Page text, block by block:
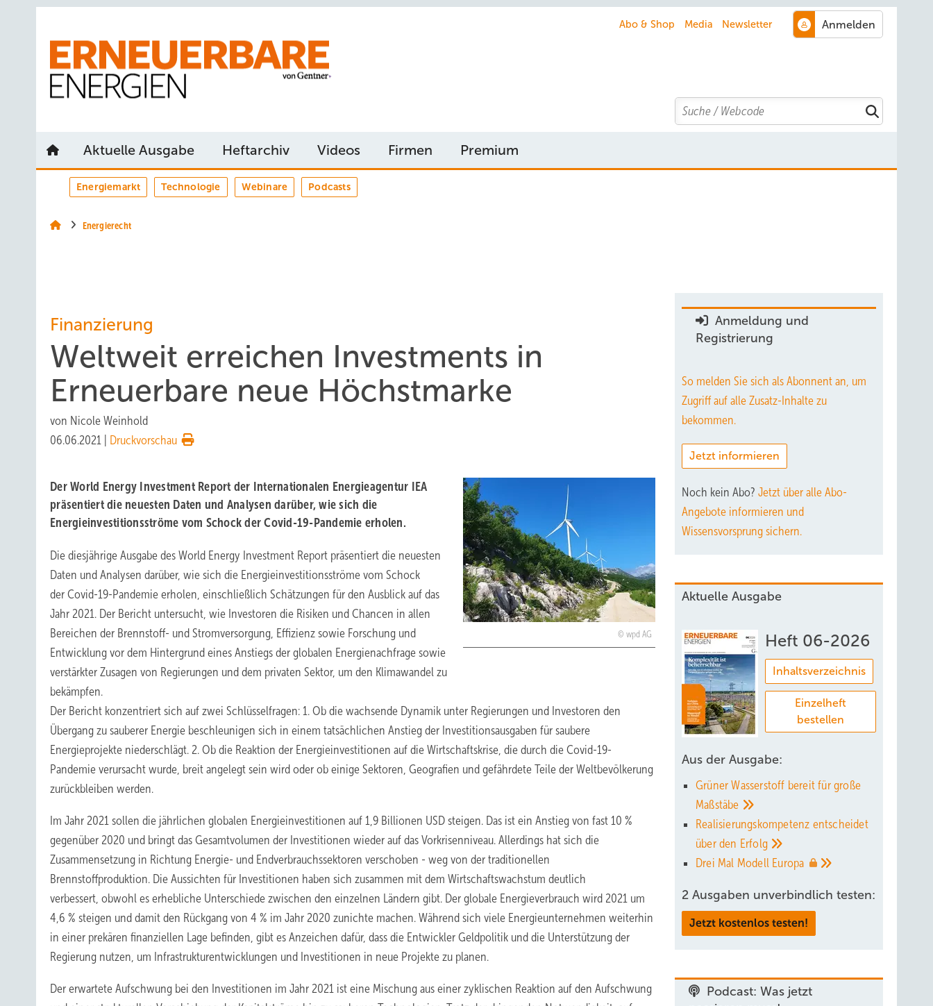
Abo & Shop Media Newsletter
Search
Aktuelle Ausgabe Heftarchiv Videos Firmen Premium
Energiemarkt Technologie Webinare Podcasts
Energierecht
Finanzierung
Weltweit erreichen Investments in
Erneuerbare neue Höchstmarke
von Nicole Weinhold
06.06.2021
Druckvorschau
wpd AG
Der World Energy Investment Report der Internationalen Energieagentur IEA
präsentiert die neuesten Daten und Analysen darüber, wie sich die
Energieinvestitionsströme vom Schock der Covid-19-Pandemie erholen.
Die diesjährige Ausgabe des World Energy Investment Report präsentiert die neuesten
Daten und Analysen darüber, wie sich die Energieinvestitionsströme vom Schock
der Covid-19-Pandemie erholen, einschließlich Schätzungen für den Ausblick auf das
Jahr 2021. Der Bericht untersucht, wie Investoren die Risiken und Chancen in allen
Bereichen der Brennstoff- und Stromversorgung, Effizienz sowie Forschung und
Entwicklung vor dem Hintergrund eines Anstiegs der globalen Energienachfrage sowie
verstärkter Zusagen von Regierungen und dem privaten Sektor, um den Klimawandel zu
bekämpfen.
Der Bericht konzentriert sich auf zwei Schlüsselfragen: 1. Ob die wachsende Dynamik unter Regierungen und Investoren den
Übergang zu sauberer Energie beschleunigen sich in einem tatsächlichen Anstieg der Investitionsausgaben für saubere
Energieprojekte niederschlägt. 2. Ob die Reaktion der Energieinvestitionen auf die Wirtschaftskrise, die durch die Covid-19-
Pandemie verursacht wurde, breit angelegt sein wird oder ob einige Sektoren, Geografien und gefährdete Teile der Weltbevölkerung
zurückbleiben werden.
Im Jahr 2021 sollen die jährlichen globalen Energieinvestitionen auf 1,9 Billionen USD steigen. Das ist ein Anstieg von fast 10 %
gegenüber 2020 und bringt das Gesamtvolumen der Investitionen wieder auf das Vorkrisenniveau. Allerdings hat sich die
Zusammensetzung in Richtung Energie- und Endverbrauchssektoren verschoben - weg von der traditionellen
Brennstoffproduktion. Die Aussichten für Investitionen haben sich zusammen mit dem Wirtschaftswachstum deutlich
verbessert, obwohl es erhebliche Unterschiede zwischen den einzelnen Ländern gibt. Der globale Energieverbrauch wird 2021 um
4,6 % steigen und damit den Rückgang von 4 % im Jahr 2020 zunichte machen. Während sich viele Energieunternehmen weiterhin
in einer prekären finanziellen Lage befinden, gibt es Anzeichen dafür, dass die Entwickler Geldpolitik und die Unterstützung der
Regierung nutzen, um Infrastrukturentwicklungen und Investitionen in neue Projekte zu planen.
Der erwartete Aufschwung bei den Investitionen im Jahr 2021 ist eine Mischung aus einer zyklischen Reaktion auf den Aufschwung
Anmeldung und
Registrierung
So melden Sie sich als Abonnent an, um
Zugriff auf alle Zusatz-Inhalte zu
bekommen.
Jetzt informieren
Noch kein Abo? Jetzt über alle Abo-
Angebote informieren und
Wissensvorsprung sichern.
Aktuelle Ausgabe
Heft 06-2026
Inhaltsverzeichnis
Einzelheft
bestellen
Aus der Ausgabe:
Grüner Wasserstoff bereit für große
Maßstäbe
Realisierungskompetenz entscheidet
über den Erfolg
Drei Mal Modell Europa
2 Ausgaben unverbindlich testen:
Jetzt kostenlos testen!
Podcast: Was jetzt